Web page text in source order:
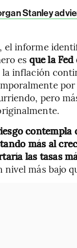
Stanley
el informe
esque la Fed
la inflación
pero
más al
las tasas
nivel más bajo